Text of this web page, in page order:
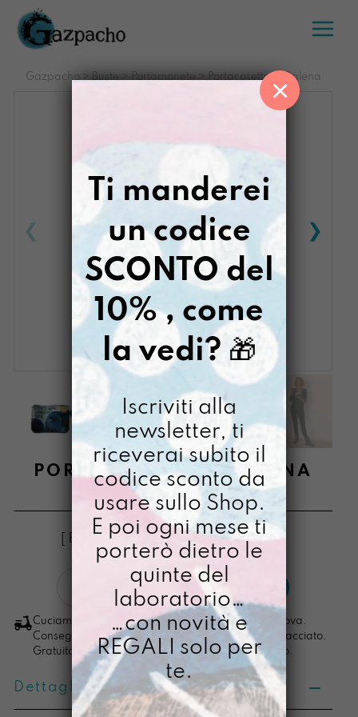
Salta
contenuto
Gazpacho> Buste > Portamonete > Portacosette LaBalena
PORTACOSETTE LABALENA
€ 14,00
[ Buste Portamonete: 13 x 10 x 2,5 cm ]
Portacosette
LaBalena
quantità
LO VOGLIO
Cuciamo ogni ordine nel nostro laboratorio di Padova.
Consegna in 4/5 giorni lavorativi, pacco sempre tracciato.
Gratuita per ordini di importo superiore ai 100 euro.
Dettagli prodotto
Ti manderei
un codice
SCONTO del
10% , come
la vedi? 🎁
Iscriviti alla
newsletter, ti
riceverai subito il
codice sconto da
usare sullo Shop.
E poi ogni mese ti
porterò dietro le
quinte del
laboratorio…
…con novità e
REGALI solo per
te.
×